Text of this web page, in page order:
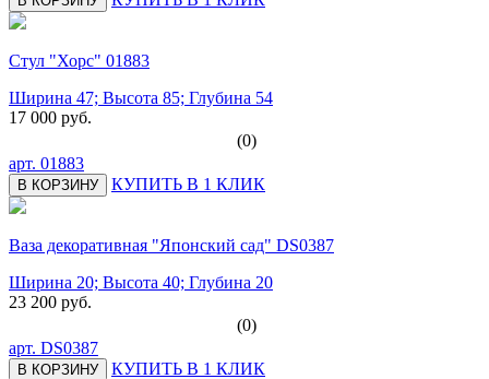
Стул "Хорс" 01883
Ширина 47; Высота 85; Глубина 54
17 000 руб.
(0)
арт. 01883
В КОРЗИНУ КУПИТЬ В 1 КЛИК
Ваза декоративная "Японский сад" DS0387
Ширина 20; Высота 40; Глубина 20
23 200 руб.
(0)
арт. DS0387
В КОРЗИНУ
КУПИТЬ В 1 КЛИК